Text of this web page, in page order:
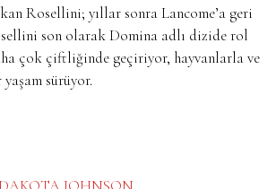
Rosellini; yıllar sonra Lancome’a geri
son olarak Domina adlı dizide rol
çok çiftliğinde geçiriyor, hayvanlarla ve
sürüyor.